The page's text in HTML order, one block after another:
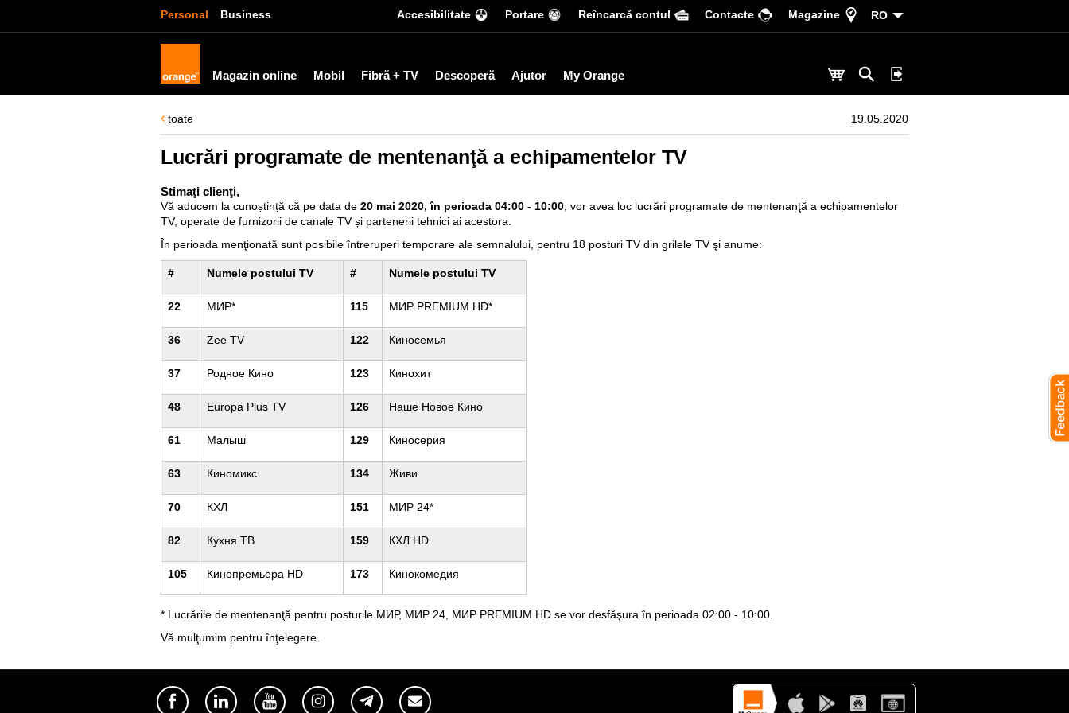
Personal Business Accesibilitate Portare Reîncarcă contul Сontacte Magazine RO
Magazin online Mobil Fibră + TV Descoperă Ajutor My Orange
toate 19.05.2020
Lucrări programate de mentenanţă a echipamentelor TV
Stimaţi clienţi,
Vă aducem la cunoștință că pe data de 20 mai 2020, în perioada 04:00 - 10:00 , vor avea loc lucrări programate de mentenanţă a echipamentelor
TV, operate de furnizorii de canale TV și partenerii tehnici ai acestora.
În perioada menţionată sunt posibile întreruperi temporare ale semnalului, pentru 18 posturi TV din grilele TV şi anume:
# Numele postului TV # Numele postului TV
22 МИР* 115 МИР PREMIUM HD*
36 Zee TV 122 Киносемья
37 Родное Кино 123 Кинохит
48 Europa Plus TV 126 Наше Новое Кино
61 Малыш 129 Киносерия
63 Киномикс 134 Живи
70 КХЛ 151 МИР 24*
82 Кухня ТВ 159 КХЛ HD
105 Кинопремьера HD 173 Кинокомедия
* Lucrările de mentenanţă pentru posturile МИР, МИР 24, МИР PREMIUM HD se vor desfăşura în perioada 02:00 - 10:00.
Vă mulţumim pentru înţelegere.